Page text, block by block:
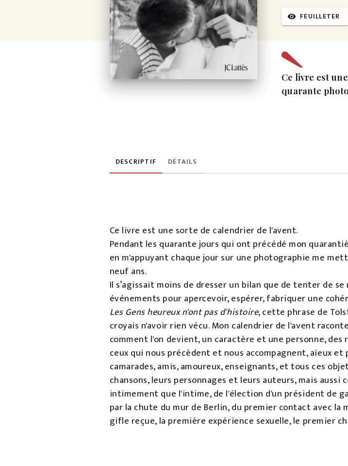
visibility FEUILLETER
Ce livre est
quarante
DESCRIPTIF DÉTAILS
Ce livre est une sorte de calendrier de l'avent.
Pendant les quarante jours qui ont précédé mon
en m'appuyant chaque jour sur une photographie me
neuf ans.
Il s’agissait moins de dresser un bilan que de tenter de
événements pour apercevoir, espérer, fabriquer une
Les Gens heureux n'ont pas d'histoire, cette phrase de
croyais n'avoir rien vécu. Mon calendrier de l'avent
comment l'on devient, un caractère et une personne,
ceux qui nous précèdent et nous accompagnent, aïeux
camarades, amis, amoureux, enseignants, et tous ces
chansons, leurs personnages et leurs auteurs, mais
intimement que l'intime, de l'élection d'un président de
par la chute du mur de Berlin, du premier contact avec la
gifle reçue, la première expérience sexuelle, le premier